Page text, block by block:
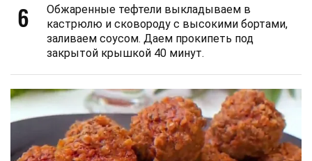
6
Обжаренные тефтели выкладываем в
кастрюлю и сковороду с высокими бортами,
заливаем соусом. Даем прокипеть под
закрытой крышкой 40 минут.